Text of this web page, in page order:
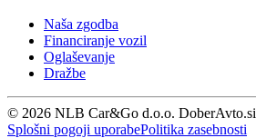
Naša zgodba
Financiranje vozil
Oglaševanje
Dražbe
© 2026 NLB Car&Go d.o.o. DoberAvto.si
Splošni pogoji uporabePolitika zasebnosti